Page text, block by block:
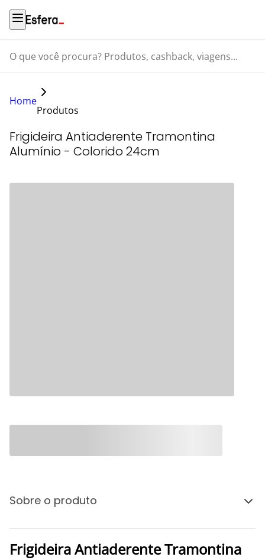
O que você procura? Produtos, cashback, viagens...
Home
Produtos
Frigideira Antiaderente Tramontina
Alumínio - Colorido 24cm
Sobre o produto
Frigideira Antiaderente Tramontina